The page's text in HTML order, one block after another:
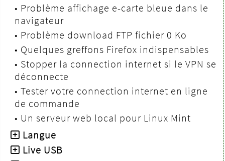
• Problème affichage e-carte bleue dans le
navigateur
• Problème download FTP fichier 0 Ko
• Quelques greffons Firefox indispensables
• Stopper la connection internet si le VPN se
déconnecte
• Tester votre connection internet en ligne
de commande
• Un serveur web local pour Linux Mint
Langue
Live USB